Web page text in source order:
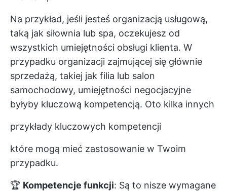
Na przykład, jeśli jesteś organizacją usługową,
taką jak siłownia lub spa, oczekujesz od
wszystkich umiejętności obsługi klienta. W
przypadku organizacji zajmującej się głównie
sprzedażą, takiej jak filia lub salon
samochodowy, umiejętności negocjacyjne
byłyby kluczową kompetencją. Oto kilka innych
przykłady kluczowych kompetencji
które mogą mieć zastosowanie w Twoim
przypadku.
🏆 Kompetencje funkcji: Są to nisze wymagane